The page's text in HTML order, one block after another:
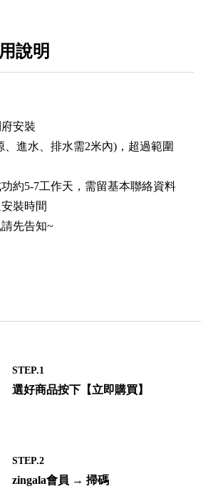
說明
安裝
、進水、排水需2米內)，超過範圍
約5-7工作天，需留基本聯絡資料
裝時間
先告知~
STEP.1
選好商品按下【立即購買】
STEP.2
zingala會員 → 掃碼